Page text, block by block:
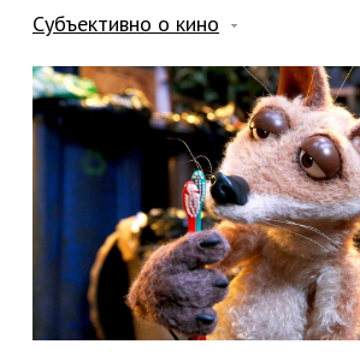
Субъективно о кино